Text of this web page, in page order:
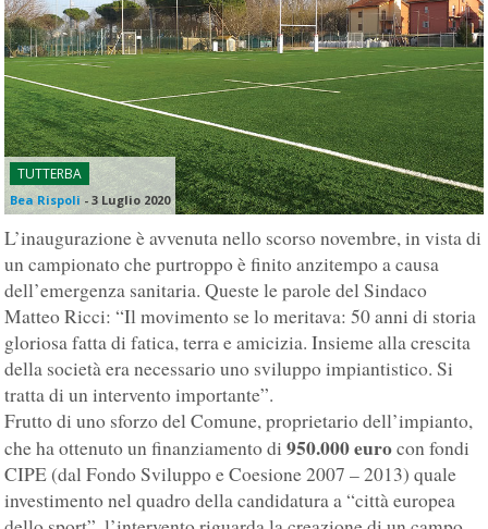
TUTTERBA
Bea Rispoli -3 Luglio 2020
L’inaugurazione è avvenuta nello scorso novembre, in vista di
un campionato che purtroppo è finito anzitempo a causa
dell’emergenza sanitaria. Queste le parole del Sindaco
Matteo Ricci: “Il movimento se lo meritava: 50 anni di storia
gloriosa fatta di fatica, terra e amicizia. Insieme alla crescita
della società era necessario uno sviluppo impiantistico. Si
tratta di un intervento importante”.
Frutto di uno sforzo del Comune, proprietario dell’impianto,
che ha ottenuto un finanziamento di950.000 eurocon fondi
CIPE (dal Fondo Sviluppo e Coesione 2007 – 2013) quale
investimento nel quadro della candidatura a “città europea